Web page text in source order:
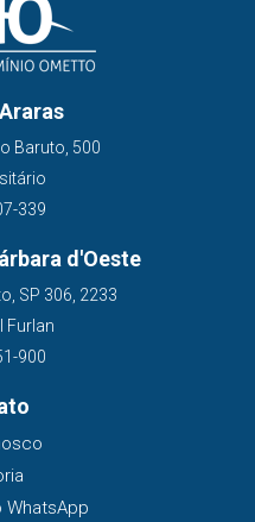
Baruto, 500
339
d'Oeste
SP 306, 2233
Furlan
900
WhatsApp